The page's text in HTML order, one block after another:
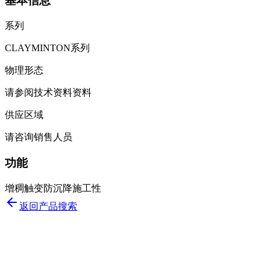
系列
CLAYMINTON系列
物理形态
请参阅技术资料资料
供应区域
请咨询销售人员
功能
增稠触变防沉降施工性
返回产品搜索